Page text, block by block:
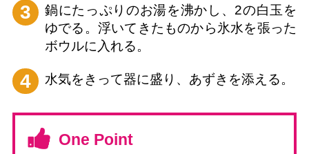
3
鍋にたっぷりのお湯を沸かし、2の白玉を
ゆでる。浮いてきたものから氷水を張った
ボウルに入れる。
4 水気をきって器に盛り、あずきを添える。
One Point